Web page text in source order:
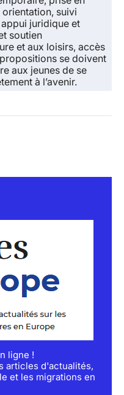
suivi
juridique et
soutien
et aux loisirs, accès
se doivent
aux jeunes de se
à l’avenir.
ligne !
articles d'actualités,
et les migrations en